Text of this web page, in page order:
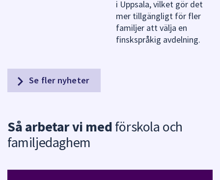
i Uppsala, vilket gör det
mer tillgängligt för fler
familjer att välja en
finskspråkig avdelning.
Se fler nyheter
Så arbetar vi medförskola och
familjedaghem